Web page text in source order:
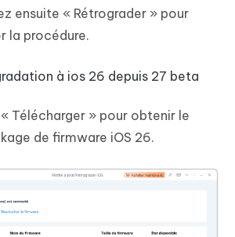
ensuite « Rétrograder » pour
la procédure.
Télécharger » pour obtenir le
de firmware iOS 26.